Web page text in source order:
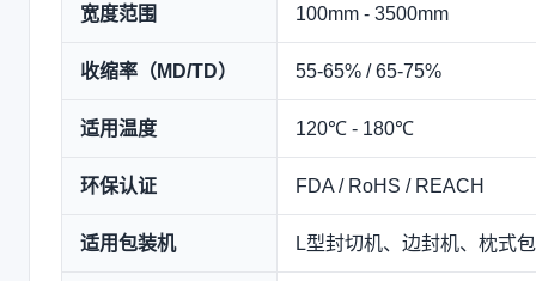
宽度范围 100mm - 3500mm
收缩率（MD/TD） 55-65% / 65-75%
适用温度 120℃ - 180℃
环保认证 FDA / RoHS / REACH
适用包装机 L型封切机、边封机、枕式